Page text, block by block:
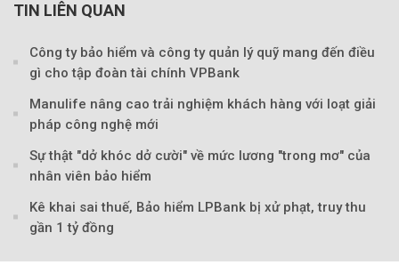
TIN LIÊN QUAN
Công ty bảo hiểm và công ty quản lý quỹ mang đến điều
gì cho tập đoàn tài chính VPBank
Manulife nâng cao trải nghiệm khách hàng với loạt giải
pháp công nghệ mới
Sự thật "dở khóc dở cười" về mức lương "trong mơ" của
nhân viên bảo hiểm
Kê khai sai thuế, Bảo hiểm LPBank bị xử phạt, truy thu
gần 1 tỷ đồng